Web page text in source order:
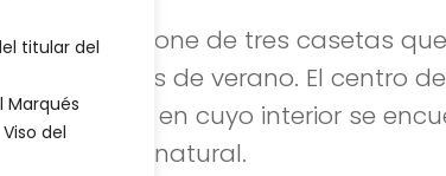
titular del
Marqués
del
Se compone de tres casetas
y terrazas de verano. El centro
de agua en cuyo interior se
tamaño natural.